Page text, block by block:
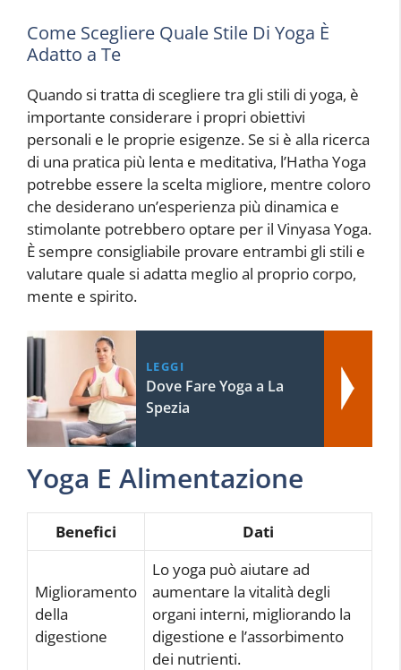
Come Scegliere Quale Stile Di Yoga È
Adatto a Te
Quando si tratta di scegliere tra gli stili di yoga, è
importante considerare i propri obiettivi
personali e le proprie esigenze. Se si è alla ricerca
di una pratica più lenta e meditativa, l’Hatha Yoga
potrebbe essere la scelta migliore, mentre coloro
che desiderano un’esperienza più dinamica e
stimolante potrebbero optare per il Vinyasa Yoga.
È sempre consigliabile provare entrambi gli stili e
valutare quale si adatta meglio al proprio corpo,
mente e spirito.
LEGGI
Dove Fare Yoga a La
Spezia
Yoga E Alimentazione
Benefici Dati
Miglioramento
della
digestione
Lo yoga può aiutare ad
aumentare la vitalità degli
organi interni, migliorando la
digestione e l’assorbimento
dei nutrienti.